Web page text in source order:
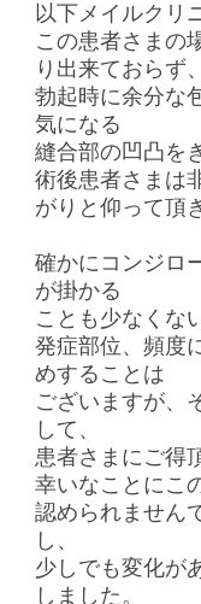
以下メイルクリ
この患者さまの
り出来ておらず
勃起時に余分な
気になる
縫合部の凹凸を
術後患者さまは
がりと仰って頂
確かにコンジロ
が掛かる
ことも少なくな
発症部位、頻度
めすることは
ございますが、
して、
患者さまにご得
幸いなことにこ
認められません
し、
少しでも変化が
しました。